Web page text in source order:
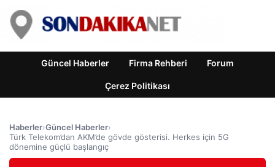
Güncel Haberler Firma Rehberi Forum
Çerez Politikası
Haberler›Güncel Haberler›
Türk Telekom’dan AKM’de gövde gösterisi. Herkes için 5G
dönemine güçlü başlangıç